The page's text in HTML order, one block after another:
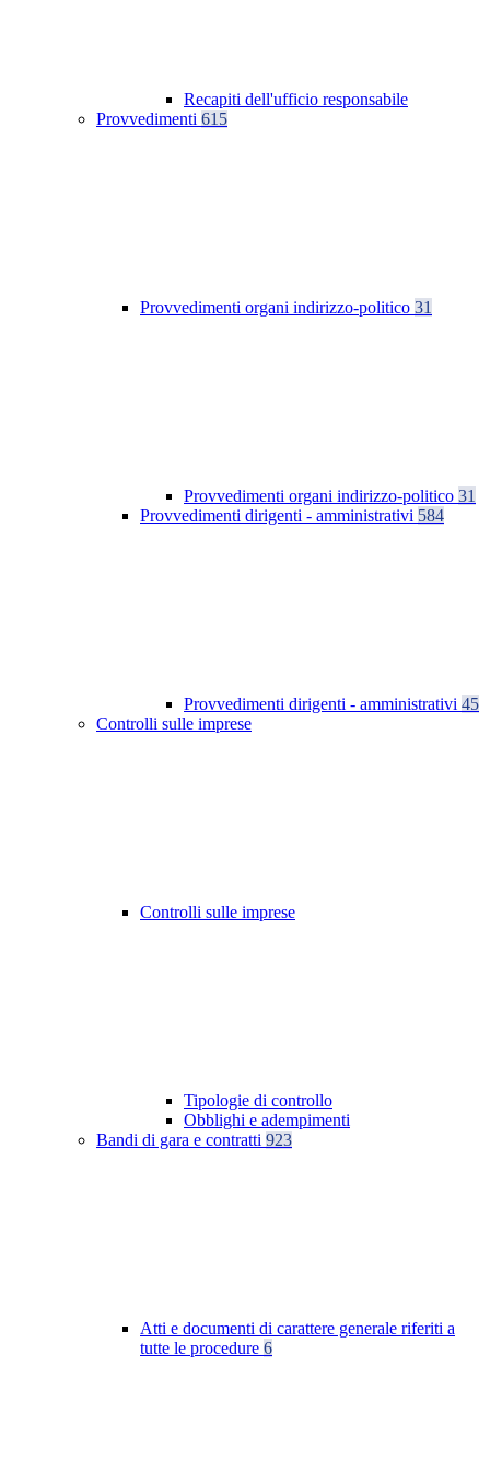
Recapiti dell'ufficio responsabile
Provvedimenti 615
Provvedimenti organi indirizzo-politico 31
Provvedimenti organi indirizzo-politico 31
Provvedimenti dirigenti - amministrativi 584
Provvedimenti dirigenti - amministrativi 45
Controlli sulle imprese
Controlli sulle imprese
Tipologie di controllo
Obblighi e adempimenti
Bandi di gara e contratti 923
Atti e documenti di carattere generale riferiti a
tutte le procedure 6